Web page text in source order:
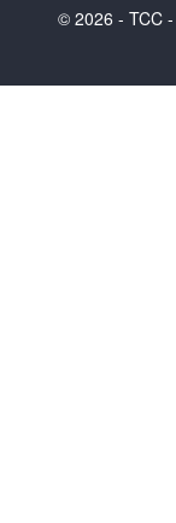
© 2026 - TCC